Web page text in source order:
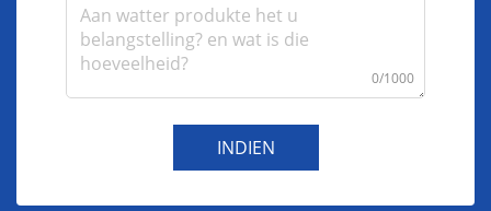
0/1000
INDIEN